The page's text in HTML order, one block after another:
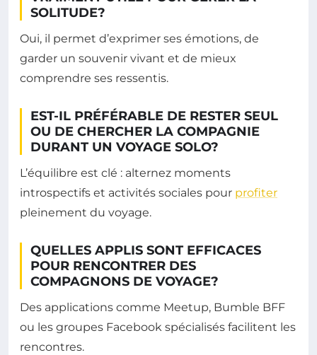
SOLITUDE?
Oui, il permet d’exprimer ses émotions, de
garder un souvenir vivant et de mieux
comprendre ses ressentis.
EST-IL PRÉFÉRABLE DE RESTER SEUL
OU DE CHERCHER LA COMPAGNIE
DURANT UN VOYAGE SOLO?
L’équilibre est clé : alternez moments
introspectifs et activités sociales pour profiter
pleinement du voyage.
QUELLES APPLIS SONT EFFICACES
POUR RENCONTRER DES
COMPAGNONS DE VOYAGE?
Des applications comme Meetup, Bumble BFF
ou les groupes Facebook spécialisés facilitent les
rencontres.